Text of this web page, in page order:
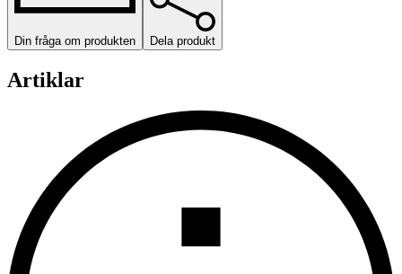
Din fråga om produkten Dela produkt
Artiklar